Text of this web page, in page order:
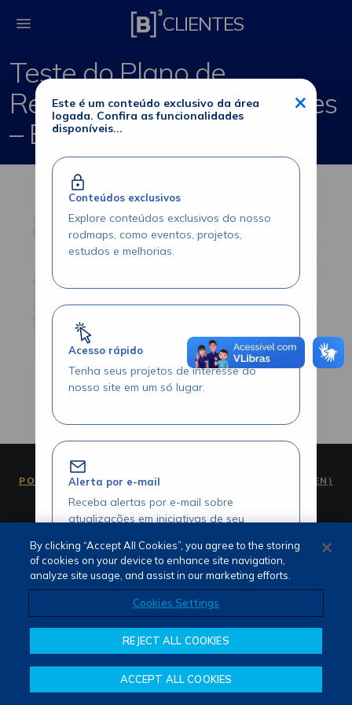
Teste do Plano de
CLIENTES
Teste do Plano de
Recuperação de Desastres
– Balcão
Este é um conteúdo exclusivo da área
logada. Confira as funcionalidades
disponíveis...
×
Conteúdos exclusivos
Explore conteúdos exclusivos do nosso
rodmaps, como eventos, projetos,
estudos e melhorias.
Acesso rápido
Tenha seus projetos de interesse do
nosso site em um só lugar.
Alerta por e-mail
Receba alertas por e-mail sobre
atualizações em iniciativas de seu
Acesse seus projetos com agilidade
Visualize seus itens favoritados através
da área logada.
PORTUGUÊS (PT) ENGLISH (EN)
Termos de Uso e Privacidade
Fale Conosco
Canal de Denúncias
By clicking “Accept All Cookies”, you agree to the storing
of cookies on your device to enhance site navigation,
analyze site usage, and assist in our marketing efforts.
Cookies Settings
REJECT ALL COOKIES
ACCEPT ALL COOKIES